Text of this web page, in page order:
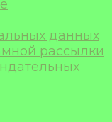
данных
рассылки